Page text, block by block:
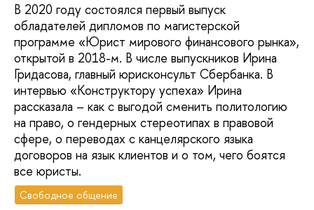
В 2020 году состоялся первый выпуск
обладателей дипломов по магистерской
программе «Юрист мирового финансового рынка»,
открытой в 2018-м. В числе выпускников Ирина
Гридасова, главный юрисконсульт Сбербанка. В
интервью «Конструктору успеха» Ирина
рассказала – как с выгодой сменить политологию
на право, о гендерных стереотипах в правовой
сфере, о переводах с канцелярского языка
договоров на язык клиентов и о том, чего боятся
все юристы.
Свободное общение